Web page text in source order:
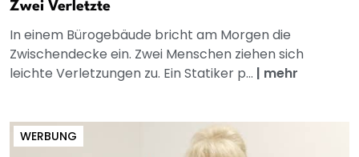
Zwei Verletzte
In einem Bürogebäude bricht am Morgen die
Zwischendecke ein. Zwei Menschen ziehen sich
leichte Verletzungen zu. Ein Statiker p... | mehr
WERBUNG